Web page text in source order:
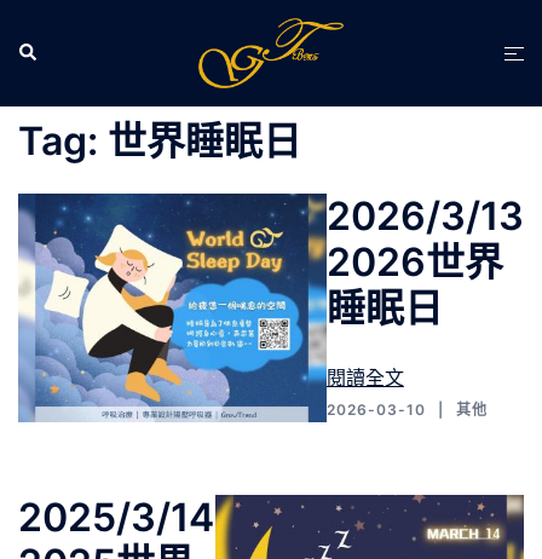
要
Search
Tag: 世界睡眠日
2026/3/13
2026世界
睡眠日
閱讀全文
2026-03-10 其他
2025/3/14